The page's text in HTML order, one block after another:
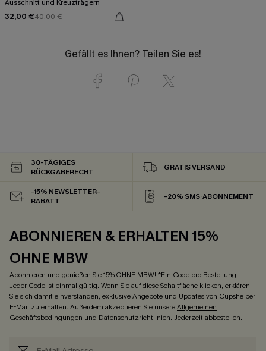
Ausschnitt und Kreuzträgern
32,00 €40,00 €
Gefällt es Ihnen? Teilen Sie es!
30-TÄGIGES
RÜCKGABERECHT
GRATIS VERSAND
-15% NEWSLETTER-
RABATT
-20% SMS-ABONNEMENT
ABONNIEREN & ERHALTEN 15%
OHNE MBW
Abonnieren und genießen Sie 15% OHNE MBW! *Ein Code pro Bestellung.
Jeder Code ist einmal gültig. Wenn Sie auf diese Schaltfläche klicken, erklären
Sie sich damit einverstanden, exklusive Angebote und Updates von Cupshe per
E-Mail zu erhalten. Außerdem akzeptieren Sie unsereAllgemeinen
Geschäftsbedingungen und Datenschutzrichtlinien. Jederzeit abbestellen.